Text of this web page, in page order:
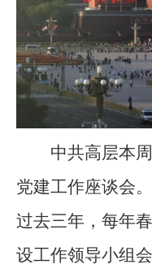
中共高层本
党建工作座谈会
过去三年，每年
设工作领导小组